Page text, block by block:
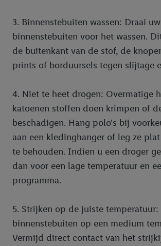
3. Binnenstebuiten wassen: Draai
binnenstebuiten voor het wassen.
de buitenkant van de stof, de
prints of borduursels tegen slijtage
4. Niet te heet drogen: Overmatige
katoenen stoffen doen krimpen of
beschadigen. Hang polo's bij
aan een kledinghanger of leg ze
te behouden. Indien u een droger
dan voor een lage temperatuur en
programma.
5. Strijken op de juiste
binnenstebuiten op een medium
Vermijd direct contact van het